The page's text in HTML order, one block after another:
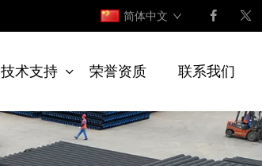
简体中文
技术支持 荣誉资质 联系我们